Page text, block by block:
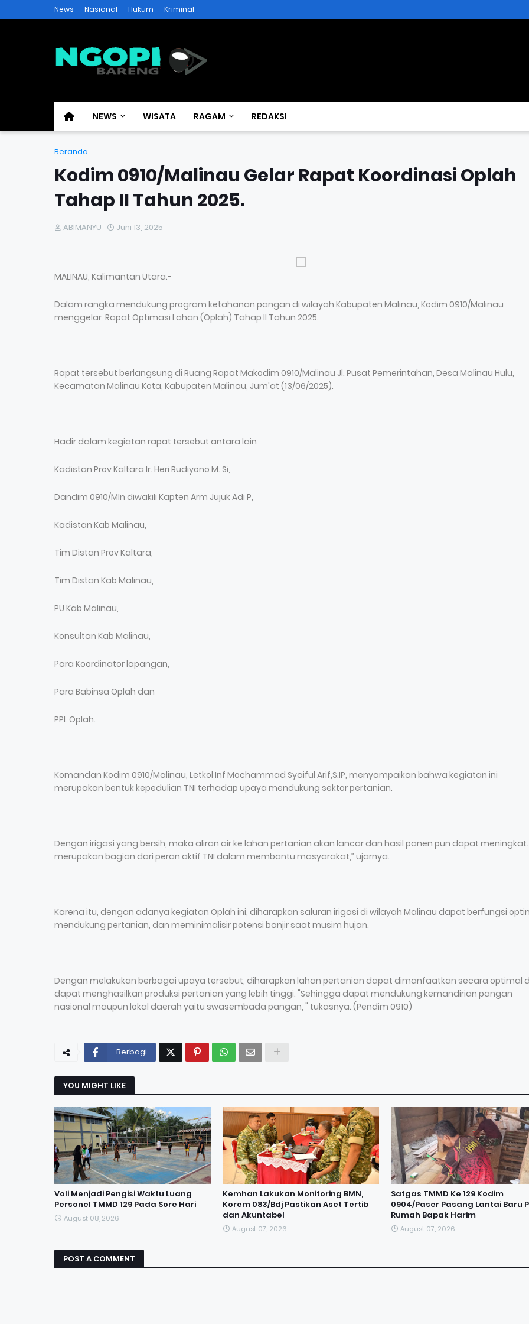
News Nasional Hukum Kriminal
NEWS WISATA RAGAM REDAKSI
Beranda
Kodim 0910/Malinau Gelar Rapat Koordinasi Oplah
Tahap II Tahun 2025.
ABIMANYU Juni 13, 2025
MALINAU, Kalimantan Utara.-
Dalam rangka mendukung program ketahanan pangan di wilayah Kabupaten Malinau, Kodim 0910/Malinau
menggelar Rapat Optimasi Lahan (Oplah) Tahap II Tahun 2025.
Rapat tersebut berlangsung di Ruang Rapat Makodim 0910/Malinau Jl. Pusat Pemerintahan, Desa Malinau Hulu,
Kecamatan Malinau Kota, Kabupaten Malinau, Jum'at (13/06/2025).
Hadir dalam kegiatan rapat tersebut antara lain
Kadistan Prov Kaltara Ir. Heri Rudiyono M. Si,
Dandim 0910/Mln diwakili Kapten Arm Jujuk Adi P,
Kadistan Kab Malinau,
Tim Distan Prov Kaltara,
Tim Distan Kab Malinau,
PU Kab Malinau,
Konsultan Kab Malinau,
Para Koordinator lapangan,
Para Babinsa Oplah dan
PPL Oplah.
Komandan Kodim 0910/Malinau, Letkol Inf Mochammad Syaiful Arif,S.IP, menyampaikan bahwa kegiatan ini
merupakan bentuk kepedulian TNI terhadap upaya mendukung sektor pertanian.
Dengan irigasi yang bersih, maka aliran air ke lahan pertanian akan lancar dan hasil panen pun dapat meningkat.
merupakan bagian dari peran aktif TNI dalam membantu masyarakat,” ujarnya.
Karena itu, dengan adanya kegiatan Oplah ini, diharapkan saluran irigasi di wilayah Malinau dapat berfungsi
mendukung pertanian, dan meminimalisir potensi banjir saat musim hujan.
Dengan melakukan berbagai upaya tersebut, diharapkan lahan pertanian dapat dimanfaatkan secara optimal
dapat menghasilkan produksi pertanian yang lebih tinggi. "Sehingga dapat mendukung kemandirian pangan
nasional maupun lokal daerah yaitu swasembada pangan, " tukasnya. (Pendim 0910)
Berbagi
YOU MIGHT LIKE
Voli Menjadi Pengisi Waktu Luang
Personel TMMD 129 Pada Sore Hari
August 08, 2026
Kemhan Lakukan Monitoring BMN,
Korem 083/Bdj Pastikan Aset Tertib
dan Akuntabel
August 07, 2026
Satgas TMMD Ke 129 Kodim
0904/Paser Pasang Lantai Baru
Rumah Bapak Harim
August 07, 2026
POST A COMMENT